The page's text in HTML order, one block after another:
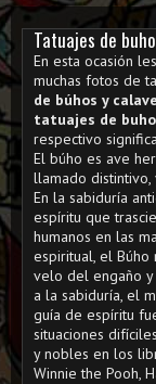
Tatuajes de
En esta ocasión
muchas fotos de
de búhos y
tatuajes de
respectivo
El búho es ave
llamado
En la sabiduría
espíritu que
humanos en las
espiritual, el
velo del engaño
a la sabiduría, el
guía de espíritu
situaciones
y nobles en los
Winnie the Pooh,